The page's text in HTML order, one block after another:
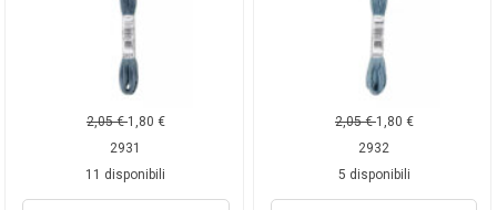
2,05€ 1,80 €
2931
11 disponibili
2,05€ 1,80 €
2932
5 disponibili